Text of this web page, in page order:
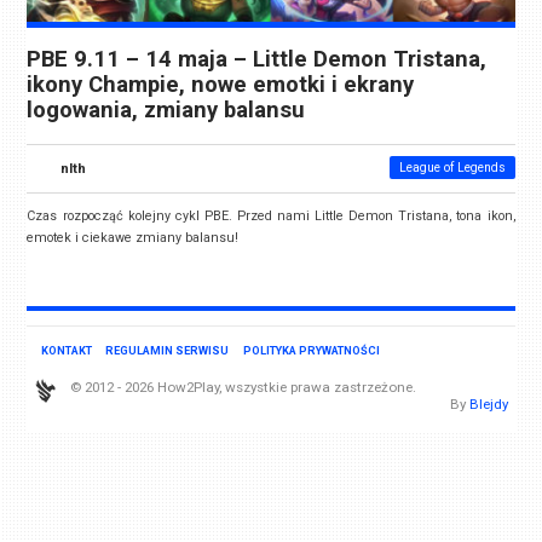
PBE 9.11 – 14 maja – Little Demon Tristana,
ikony Champie, nowe emotki i ekrany
logowania, zmiany balansu
nlth League of Legends
Czas rozpocząć kolejny cykl PBE. Przed nami Little Demon Tristana, tona ikon,
emotek i ciekawe zmiany balansu!
KONTAKT REGULAMIN SERWISU POLITYKA PRYWATNOŚCI
© 2012 - 2026 How2Play, wszystkie prawa zastrzeżone.
By Blejdy